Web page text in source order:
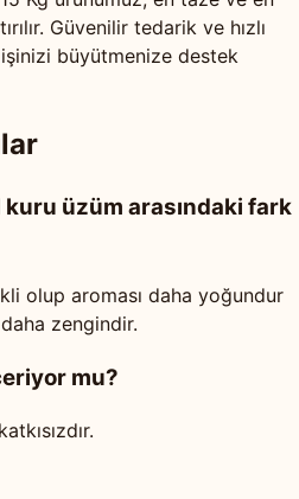
Güvenilir tedarik ve hızlı
büyütmenize destek
üzüm arasındaki fark
olup aroması daha yoğundur
zengindir.
mu?